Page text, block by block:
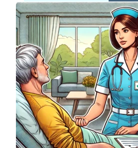
MAGAZIN
Quellensteuer
Über unsIn der
Schweiz in der Pflege
arbeitenRatgeber
KrankenkasseLeitfaden
Start in der Schweiz
Anerkennung
Mebeko Anerkennung
für ÄrzteDiplom-
Anerkennung für
Fachkräfte